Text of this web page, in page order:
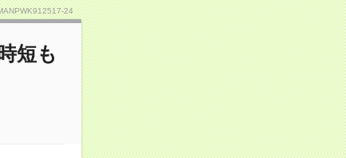
24
短も